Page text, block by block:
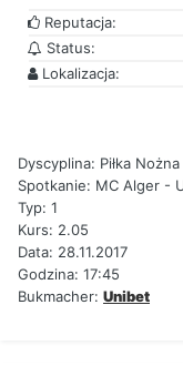
Reputacja:
Status:
Lokalizacja:
Dyscyplina: Piłka
Spotkanie: MC Alger -
Typ: 1
Kurs: 2.05
Data: 28.11.2017
Godzina: 17:45
Bukmacher: Unibet